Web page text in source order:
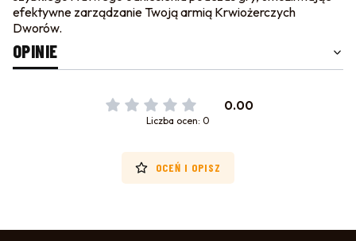
efektywne zarządzanie Twoją armią Krwiożerczych
Dworów.
OPINIE
0.00
Liczba ocen: 0
OCEŃ I OPISZ